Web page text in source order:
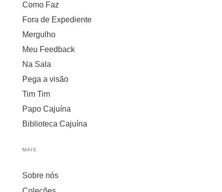
Como Faz
Fora de Expediente
Mergulho
Meu Feedback
Na Sala
Pega a visão
Tim Tim
Papo Cajuína
Biblioteca Cajuína
MAIS
Sobre nós